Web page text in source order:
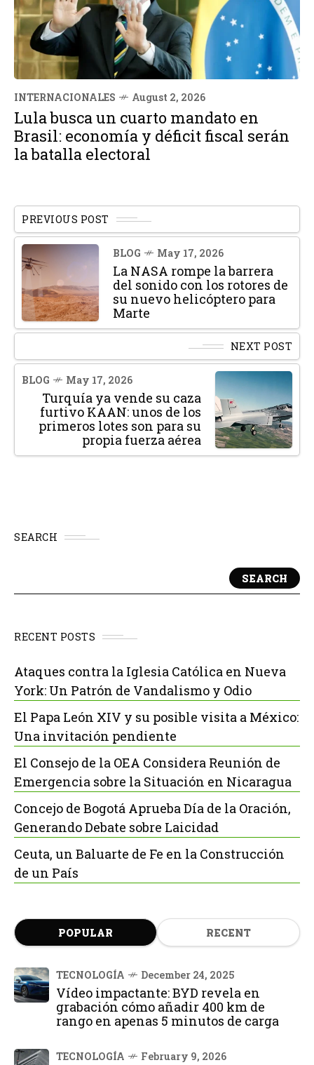
INTERNACIONALES August 2, 2026
Lula busca un cuarto mandato en
Brasil: economía y déficit fiscal serán
la batalla electoral
PREVIOUS POST
BLOG May 17, 2026
La NASA rompe la barrera
del sonido con los rotores de
su nuevo helicóptero para
Marte
NEXT POST
BLOG May 17, 2026
Turquía ya vende su caza
furtivo KAAN: unos de los
primeros lotes son para su
propia fuerza aérea
SEARCH
SEARCH
RECENT POSTS
Ataques contra la Iglesia Católica en Nueva
York: Un Patrón de Vandalismo y Odio
El Papa León XIV y su posible visita a México:
Una invitación pendiente
El Consejo de la OEA Considera Reunión de
Emergencia sobre la Situación en Nicaragua
Concejo de Bogotá Aprueba Día de la Oración,
Generando Debate sobre Laicidad
Ceuta, un Baluarte de Fe en la Construcción
de un País
POPULAR RECENT
TECNOLOGÍA December 24, 2025
Vídeo impactante: BYD revela en
grabación cómo añadir 400 km de
rango en apenas 5 minutos de carga
TECNOLOGÍA February 9, 2026